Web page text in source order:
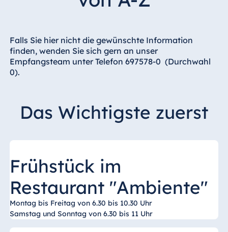
Hotel Darmstadt
Hotel Dresden
Hotel Düsseldorf
Schlossgarten
Fulda
Hotel Ingolstadt
Kiel
Hotel Köln
Hotel
Falls Sie hier nicht die gewünschte Information
finden, wenden Sie sich gern an unser
Empfangsteam unter Telefon 697578-0 (Durchwahl
0).
Das Wichtigste zuerst
Frühstück im
Restaurant "Ambiente"
Montag bis Freitag von 6.30 bis 10.30 Uhr
Samstag und Sonntag von 6.30 bis 11 Uhr